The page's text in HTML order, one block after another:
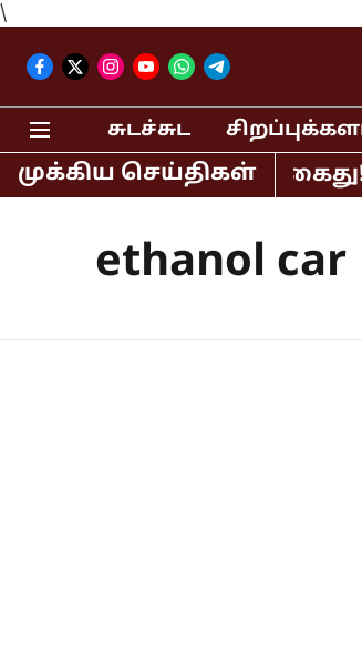
\
சுடச்சுட
முக்கிய செய்திகள்
பி.ஆர்.சுந்தர்
ethanol car